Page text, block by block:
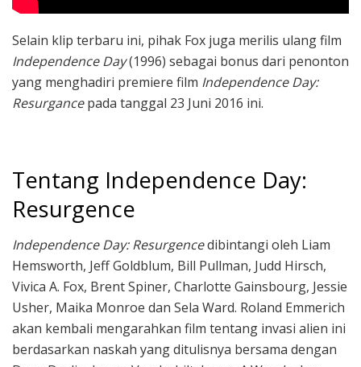
Selain klip terbaru ini, pihak Fox juga merilis ulang film
Independence Day(1996) sebagai bonus dari penonton
yang menghadiri premiere film Independence Day:
Resurgancepada tanggal 23 Juni 2016 ini.
Tentang Independence Day:
Resurgence
Independence Day: Resurgencedibintangi oleh Liam
Hemsworth, Jeff Goldblum, Bill Pullman, Judd Hirsch,
Vivica A. Fox, Brent Spiner, Charlotte Gainsbourg, Jessie
Usher, Maika Monroe dan Sela Ward. Roland Emmerich
akan kembali mengarahkan film tentang invasi alien ini
berdasarkan naskah yang ditulisnya bersama dengan